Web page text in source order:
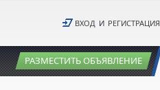
ВХОД И РЕГИСТРАЦИЯ
РАЗМЕСТИТЬ ОБЪЯВЛЕНИЕ